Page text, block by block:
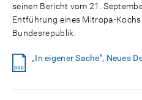
seinen Bericht vom 21.
Entführung eines Mitropa-
Bundesrepublik.
„In eigener Sache", Neues